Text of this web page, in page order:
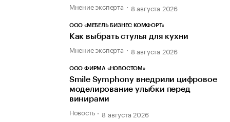
Мнение эксперта 8 августа 2026
ООО «МЕБЕЛЬ БИЗНЕС КОМФОРТ»
Как выбрать стулья для кухни
Мнение эксперта 8 августа 2026
ООО ФИРМА «НОВОСТОМ»
Smile Symphony внедрили цифровое
моделирование улыбки перед
винирами
Новость 8 августа 2026